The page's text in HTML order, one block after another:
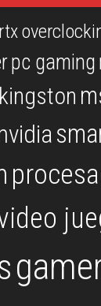
rtx
pc gaming
kingston